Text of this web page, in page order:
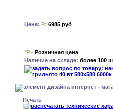
Цена: Р: 6985 руб
*Р - Розничная цена
Наличие на складе: более 100
Печать